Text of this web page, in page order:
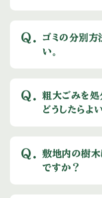
Q.
ゴミの分別方
い。
Q.
粗大ごみを処
どうしたらよ
Q.
敷地内の樹
ですか？